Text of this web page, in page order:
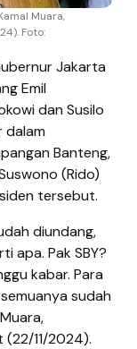
Muara,
Foto:
Jakarta
Emil
dan Susilo
dalam
Banteng,
(Rido)
tersebut.
diundang,
apa. Pak SBY?
kabar. Para
sudah
(22/11/2024).